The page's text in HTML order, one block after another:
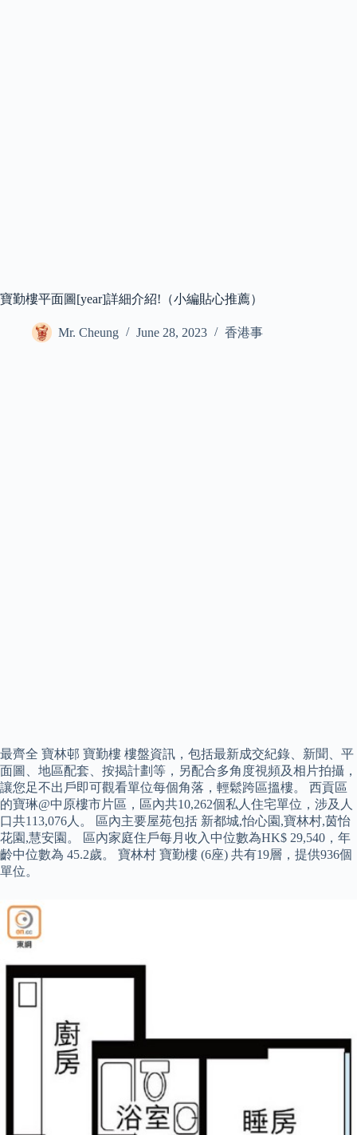
寶勤樓平面圖[year]詳細介紹!（小編貼心推薦）
Mr. Cheung June 28, 2023 香港事
最齊全 寶林邨 寶勤樓 樓盤資訊，包括最新成交紀錄、新聞、平
面圖、地區配套、按揭計劃等，另配合多角度視頻及相片拍攝，
讓您足不出戶即可觀看單位每個角落，輕鬆跨區搵樓。 西貢區
的寶琳@中原樓市片區，區內共10,262個私人住宅單位，涉及人
口共113,076人。 區內主要屋苑包括 新都城,怡心園,寶林村,茵怡
花園,慧安園。 區內家庭住戶每月收入中位數為HK$ 29,540，年
齡中位數為 45.2歲。 寶林村 寶勤樓 (6座) 共有19層，提供936個
單位。